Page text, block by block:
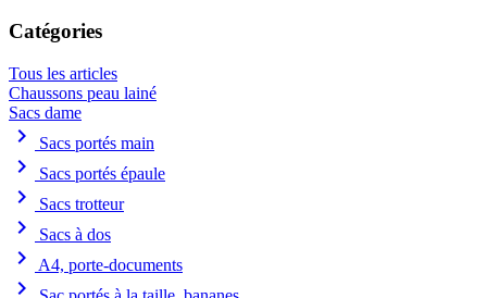
Catégories
Tous les articles
Chaussons peau lainé
Sacs dame
chevron_right Sacs portés main
chevron_right Sacs portés épaule
chevron_right Sacs trotteur
chevron_right Sacs à dos
chevron_right A4, porte-documents
chevron_right